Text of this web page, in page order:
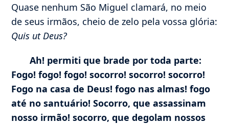
Quase nenhum São Miguel clamará, no meio
de seus irmãos, cheio de zelo pela vossa glória:
Quis ut Deus?
Ah! permiti que brade por toda parte:
Fogo! fogo! fogo! socorro! socorro! socorro!
Fogo na casa de Deus! fogo nas almas! fogo
até no santuário! Socorro, que assassinam
nosso irmão! socorro, que degolam nossos